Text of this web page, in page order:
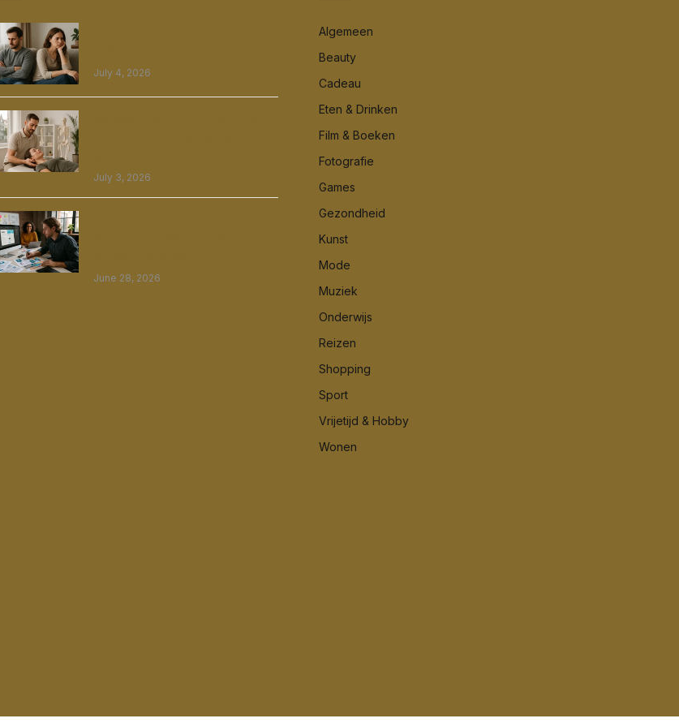
July 4, 2026
July 3, 2026
June 28, 2026
Algemeen
Beauty
Cadeau
Eten & Drinken
Film & Boeken
Fotografie
Games
Gezondheid
Kunst
Mode
Muziek
Onderwijs
Reizen
Shopping
Sport
Vrijetijd & Hobby
Wonen